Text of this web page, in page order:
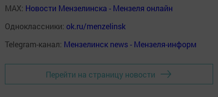
MAX: Новости Мензелинска - Мензеля онлайн
Одноклассники: ok.ru/menzelinsk
Telegram-канал: Мензелинск news - Мензеля-информ
Перейти на страницу новости